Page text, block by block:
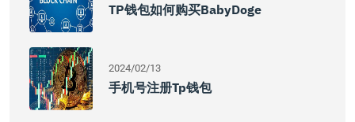
TP钱包如何购买BabyDoge
2024/02/13
手机号注册tp钱包